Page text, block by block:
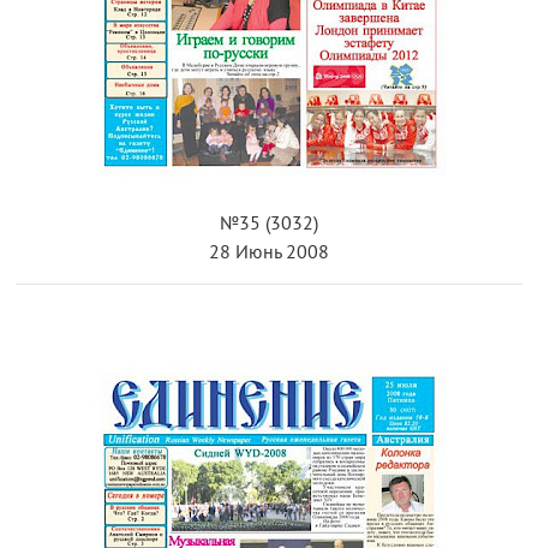
№35 (3032)
28 Июнь 2008